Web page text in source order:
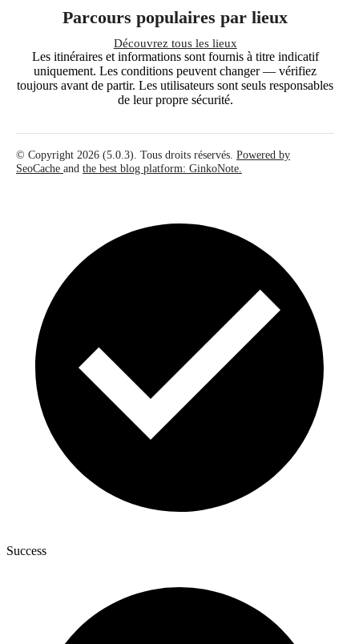
Parcours populaires par lieux
Découvrez tous les lieux
Les itinéraires et informations sont fournis à titre indicatif
uniquement. Les conditions peuvent changer — vérifiez
toujours avant de partir. Les utilisateurs sont seuls responsables
de leur propre sécurité.
© Copyright 2026 (5.0.3). Tous droits réservés. Powered by
SeoCache and the best blog platform: GinkoNote.
Success